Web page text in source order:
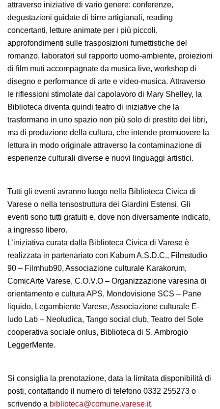
attraverso iniziative di vario genere: conferenze,
degustazioni guidate di birre artigianali, reading
concertanti, letture animate per i più piccoli,
approfondimenti sulle trasposizioni fumettistiche del
romanzo, laboratori sul rapporto uomo-ambiente, proiezioni
di film muti accompagnate da musica live, workshop di
disegno e performance di arte e video-musica. Attraverso
le riflessioni stimolate dal capolavoro di Mary Shelley, la
Biblioteca diventa quindi teatro di iniziative che la
trasformano in uno spazio non più solo di prestito dei libri,
ma di produzione della cultura, che intende promuovere la
lettura in modo originale attraverso la contaminazione di
esperienze culturali diverse e nuovi linguaggi artistici.
Tutti gli eventi avranno luogo nella Biblioteca Civica di
Varese o nella tensostruttura dei Giardini Estensi. Gli
eventi sono tutti gratuiti e, dove non diversamente indicato,
a ingresso libero.
L’iniziativa curata dalla Biblioteca Civica di Varese è
realizzata in partenariato con Kabum A.S.D.C., Filmstudio
90 – Filmhub90, Associazione culturale Karakorum,
ComicArte Varese, C.O.V.O – Organizzazione varesina di
orientamento e cultura APS, Mondovisione SCS – Pane
liquido, Legambiente Varese, Associazione culturale E-
ludo Lab – Neoludica, Tango social club, Teatro del Sole
cooperativa sociale onlus, Biblioteca di S. Ambrogio
LeggerMente.
Si consiglia la prenotazione, data la limitata disponibilità di
posti, contattando il numero di telefono 0332 255273 o
scrivendo a biblioteca@comune.varese.it.